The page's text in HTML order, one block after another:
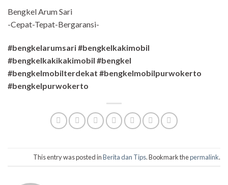
Bengkel Arum Sari
-Cepat-Tepat-Bergaransi-
#bengkelarumsari #bengkelkakimobil
#bengkelkakikakimobil #bengkel
#bengkelmobilterdekat #bengkelmobilpurwokerto
#bengkelpurwokerto
This entry was posted inBerita dan Tips. Bookmark thepermalink.